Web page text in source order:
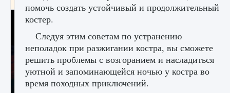
помочь создать устойчивый и продолжительный
костер.
Следуя этим советам по устранению
неполадок при разжигании костра, вы сможете
решить проблемы с возгоранием и насладиться
уютной и запоминающейся ночью у костра во
время походных приключений.